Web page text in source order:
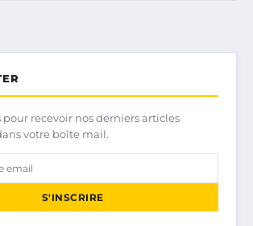
pour recevoir nos derniers articles
votre boîte mail.
S'INSCRIRE